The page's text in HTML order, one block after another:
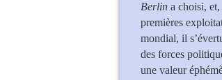
Berlin a choisi,
premières
mondial, il
des forces
une valeur